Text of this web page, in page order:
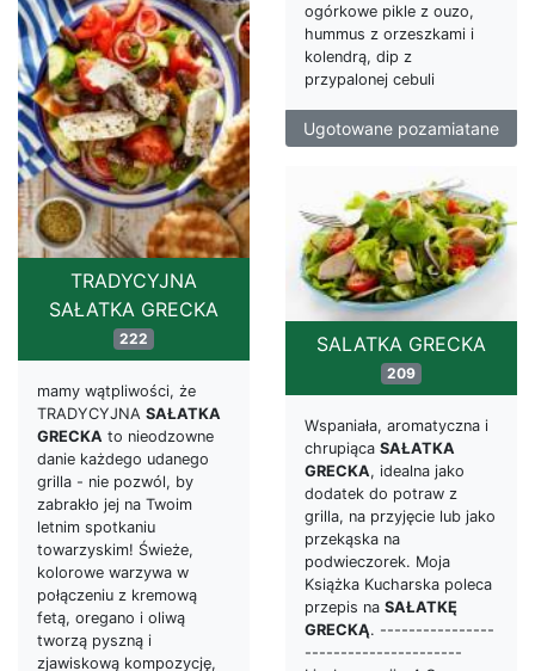
ogórkowe pikle z ouzo,
hummus z orzeszkami i
kolendrą, dip z
przypalonej cebuli
Ugotowane pozamiatane
TRADYCYJNA
SAŁATKA GRECKA
222
mamy wątpliwości, że
TRADYCYJNA SAŁATKA
GRECKA to nieodzowne
danie każdego udanego
grilla - nie pozwól, by
zabrakło jej na Twoim
letnim spotkaniu
towarzyskim! Świeże,
kolorowe warzywa w
połączeniu z kremową
fetą, oregano i oliwą
tworzą pyszną i
zjawiskową kompozycję,
SALATKA GRECKA
209
Wspaniała, aromatyczna i
chrupiąca SAŁATKA
GRECKA, idealna jako
dodatek do potraw z
grilla, na przyjęcie lub jako
przekąska na
podwieczorek. Moja
Książka Kucharska poleca
przepis na SAŁATKĘ
GRECKĄ. ----------------
----------------------